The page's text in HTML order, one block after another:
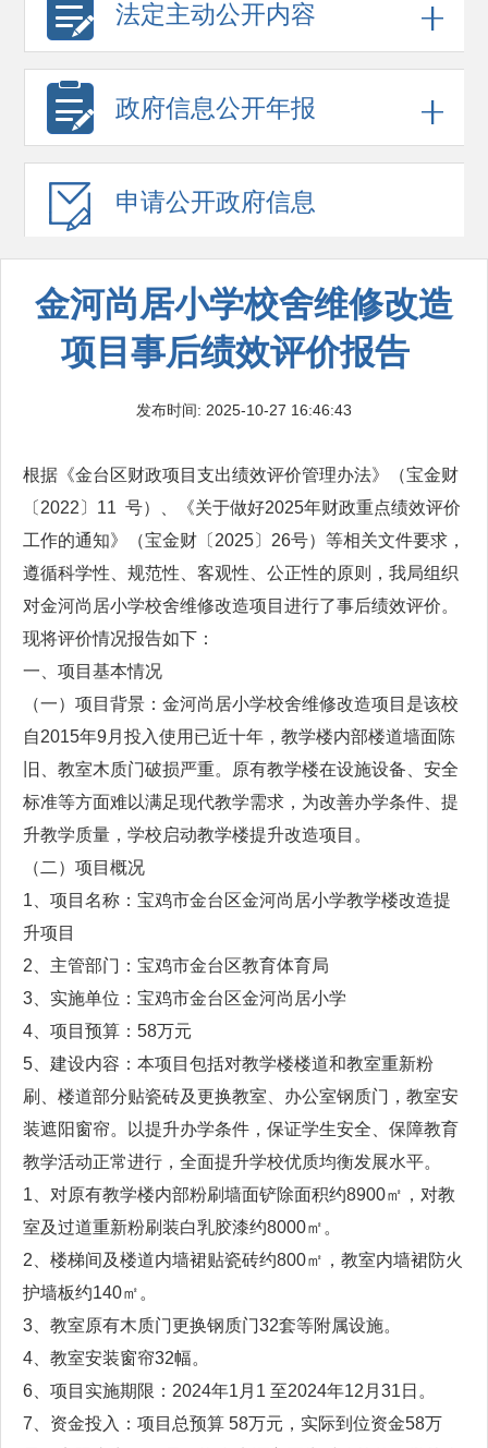
法定主动公开内容
政府信息公开年报
申请公开政府信息
金河尚居小学校舍维修改造
项目事后绩效评价报告
发布时间: 2025-10-27 16:46:43
根据《金台区财政项目支出绩效评价管理办法》（宝金财
〔2022〕11 号）、《关于做好2025年财政重点绩效评价
工作的通知》（宝金财〔2025〕26号）等相关文件要求，
遵循科学性、规范性、客观性、公正性的原则，我局组织
对金河尚居小学校舍维修改造项目进行了事后绩效评价。
现将评价情况报告如下：
一、项目基本情况
（一）项目背景：金河尚居小学校舍维修改造项目是该校
自2015年9月投入使用已近十年，教学楼内部楼道墙面陈
旧、教室木质门破损严重。原有教学楼在设施设备、安全
标准等方面难以满足现代教学需求，为改善办学条件、提
升教学质量，学校启动教学楼提升改造项目。
（二）项目概况
1、项目名称：宝鸡市金台区金河尚居小学教学楼改造提
升项目
2、主管部门：宝鸡市金台区教育体育局
3、实施单位：宝鸡市金台区金河尚居小学
4、项目预算：58万元
5、建设内容：本项目包括对教学楼楼道和教室重新粉
刷、楼道部分贴瓷砖及更换教室、办公室钢质门，教室安
装遮阳窗帘。以提升办学条件，保证学生安全、保障教育
教学活动正常进行，全面提升学校优质均衡发展水平。
1、对原有教学楼内部粉刷墙面铲除面积约8900㎡，对教
室及过道重新粉刷装白乳胶漆约8000㎡。
2、楼梯间及楼道内墙裙贴瓷砖约800㎡，教室内墙裙防火
护墙板约140㎡。
3、教室原有木质门更换钢质门32套等附属设施。
4、教室安装窗帘32幅。
6、项目实施期限：2024年1月1 至2024年12月31日。
7、资金投入：项目总预算 58万元，实际到位资金58万